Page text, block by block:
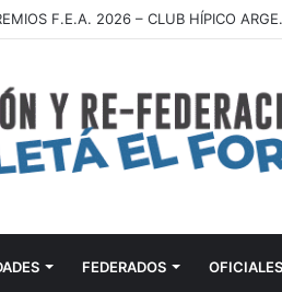
ANTEPROGRAMA:
FEDERADOS OFICIALES